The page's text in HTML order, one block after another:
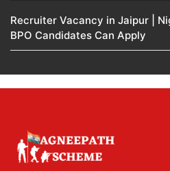
Recruiter Vacancy in Jaipur |
BPO Candidates Can Apply